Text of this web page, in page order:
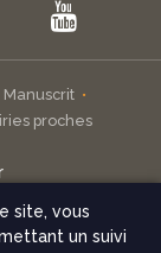
Manuscrit
proches
site, vous
un suivi